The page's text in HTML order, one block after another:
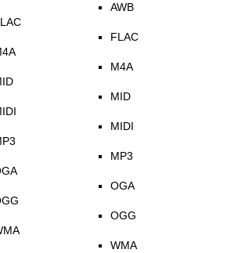
AWB
FLAC
M4A
MID
MIDI
MP3
OGA
OGG
WMA